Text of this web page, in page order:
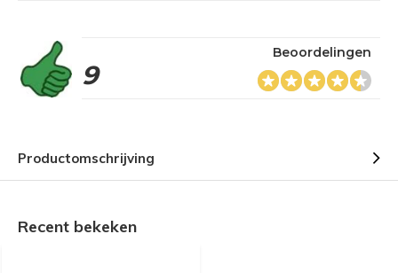
9
Beoordelingen
Productomschrijving
Recent bekeken